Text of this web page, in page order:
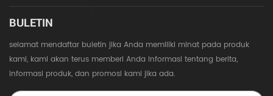
BULETIN
selamat mendaftar buletin jika Anda memiliki minat pada produk
kami, kami akan terus memberi Anda informasi tentang berita,
informasi produk, dan promosi kami jika ada.